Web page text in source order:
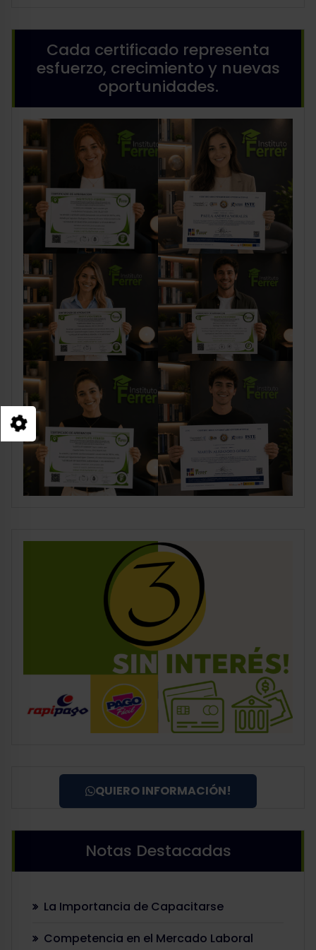
Cada certificado representa
esfuerzo, crecimiento y nuevas
oportunidades.
QUIERO INFORMACIÓN!
Notas Destacadas
La Importancia de Capacitarse
Competencia en el Mercado Laboral